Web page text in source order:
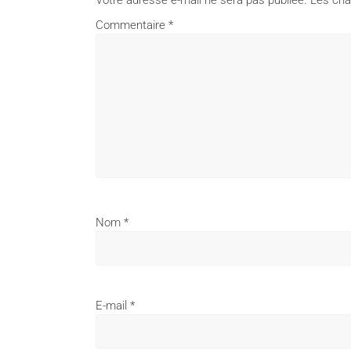
Commentaire *
Nom *
E-mail *